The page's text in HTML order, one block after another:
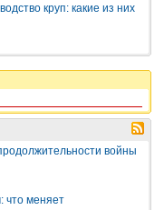
круп: какие из них
войны
что меняет